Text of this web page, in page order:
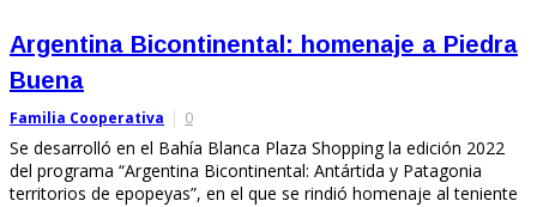
Argentina Bicontinental: homenaje a Piedra
Buena
Familia Cooperativa 0
Se desarrolló en el Bahía Blanca Plaza Shopping la edición 2022
del programa “Argentina Bicontinental: Antártida y Patagonia
territorios de epopeyas”, en el que se rindió homenaje al teniente